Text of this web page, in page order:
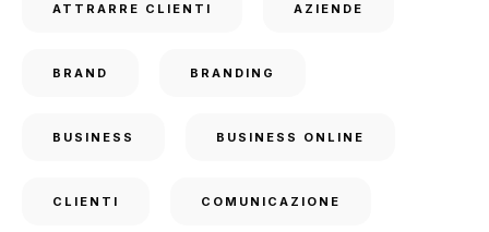
ATTRARRE CLIENTI AZIENDE
BRAND BRANDING
BUSINESS BUSINESS ONLINE
CLIENTI COMUNICAZIONE